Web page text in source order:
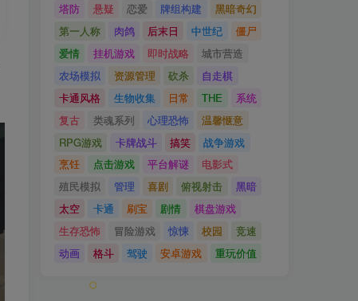
塔防
悬疑 恋爱 牌组构建
黑暗奇幻
第一人称
肉鸽 后末日 中世纪
僵尸
爱情
挂机游戏 即时战略
城市营造
农场模拟
资源管理 砍杀
自走棋
卡通风格
生物收集 日常 THE
系统
复古
类魂系列 心理恐怖
温馨惬意
RPG游戏
卡牌战斗 搞笑
战争游戏
烹饪
点击游戏 平台解谜
电影式
殖民模拟
管理 喜剧 俯视射击
黑暗
太空
卡通 刷宝 剧情
棋盘游戏
生存恐怖
冒险游戏 惊悚 校园
竞速
动画
格斗 驾驶 安卓游戏 重玩价值